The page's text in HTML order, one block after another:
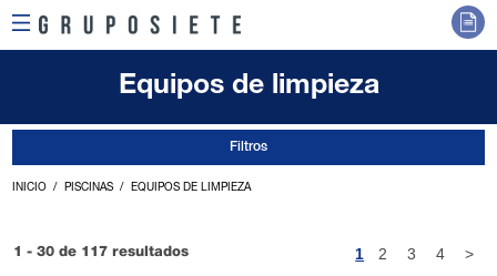
Equipos de limpieza
Filtros
INICIO PISCINAS EQUIPOS DE LIMPIEZA
1 - 30 de 117 resultados 1 2 3 4 >